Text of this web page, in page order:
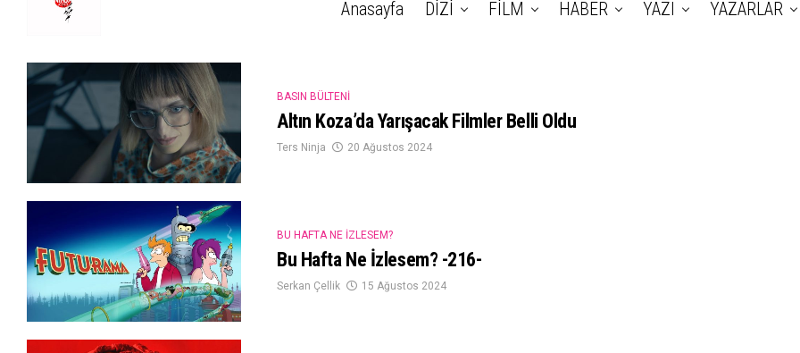
Anasayfa DİZİ FİLM HABER YAZI YAZARLAR
BASIN BÜLTENI
Altın Koza’da Yarışacak Filmler Belli Oldu
Ters Ninja 20 Ağustos 2024
BU HAFTA NE İZLESEM?
Bu Hafta Ne İzlesem? -216-
Serkan Çellik 15 Ağustos 2024